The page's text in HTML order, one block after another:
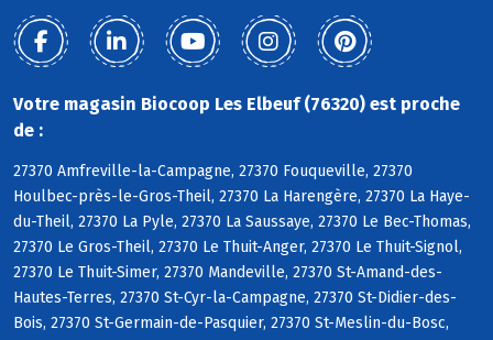
Votre magasin Biocoop Les Elbeuf (76320) est proche
de :
27370 Amfreville-la-Campagne, 27370 Fouqueville, 27370
Houlbec-près-le-Gros-Theil, 27370 La Harengère, 27370 La Haye-
du-Theil, 27370 La Pyle, 27370 La Saussaye, 27370 Le Bec-Thomas,
27370 Le Gros-Theil, 27370 Le Thuit-Anger, 27370 Le Thuit-Signol,
27370 Le Thuit-Simer, 27370 Mandeville, 27370 St-Amand-des-
Hautes-Terres, 27370 St-Cyr-la-Campagne, 27370 St-Didier-des-
Bois, 27370 St-Germain-de-Pasquier, 27370 St-Meslin-du-Bosc,